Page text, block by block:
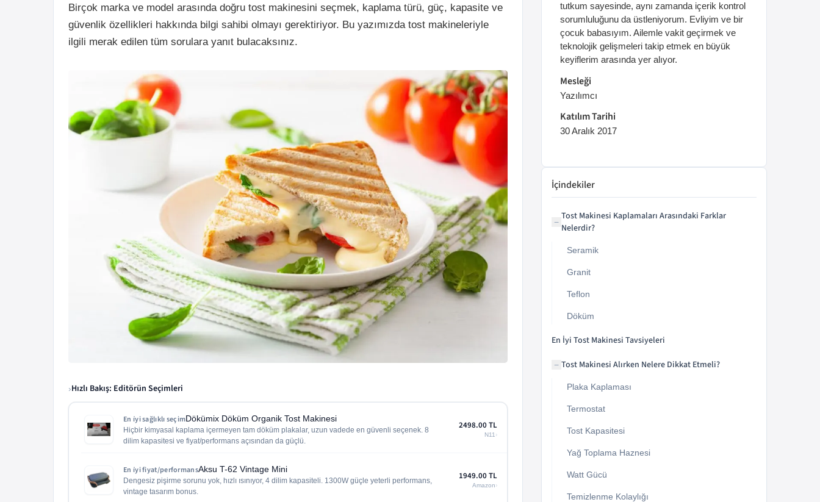
Birçok marka ve model arasında doğru tost makinesini seçmek, kaplama türü, güç, kapasite ve
güvenlik özellikleri hakkında bilgi sahibi olmayı gerektiriyor. Bu yazımızda tost makineleriyle
ilgili merak edilen tüm sorulara yanıt bulacaksınız.
›Hızlı Bakış: Editörün Seçimleri
En i̇yi sağlıklı seçimDökümix Döküm Organik Tost Makinesi
Hiçbir kimyasal kaplama içermeyen tam döküm plakalar, uzun vadede en güvenli seçenek. 8
dilim kapasitesi ve fiyat/performans açısından da güçlü.
2498.00TL
N11›
En i̇yi fiyat/performansAksu T-62 Vintage Mini
Dengesiz pişirme sorunu yok, hızlı ısınıyor, 4 dilim kapasiteli. 1300W güçle yeterli performans,
vintage tasarım bonus.
1949.00TL
Amazon›
tutkum sayesinde, aynı zamanda içerik kontrol
sorumluluğunu da üstleniyorum. Evliyim ve bir
çocuk babasıyım. Ailemle vakit geçirmek ve
teknolojik gelişmeleri takip etmek en büyük
keyiflerim arasında yer alıyor.
Mesleği
Yazılımcı
Katılım Tarihi
30 Aralık 2017
İçindekiler
− Tost Makinesi Kaplamaları Arasındaki Farklar
Nelerdir?
Seramik
Granit
Teflon
Döküm
En İyi Tost Makinesi Tavsiyeleri
− Tost Makinesi Alırken Nelere Dikkat Etmeli?
Plaka Kaplaması
Termostat
Tost Kapasitesi
Yağ Toplama Haznesi
Watt Gücü
Temizlenme Kolaylığı